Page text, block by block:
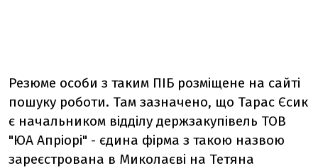
Резюме особи з таким ПІБ розміщене на сайті
пошуку роботи. Там зазначено, що Тарас Єсик
є начальником відділу держзакупівель ТОВ
"ЮА Апріорі" - єдина фірма з такою назвою
зареєстрована в Миколаєві на Тетяна